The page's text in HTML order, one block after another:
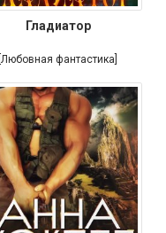
Гладиатор
[Любовная фантастика]